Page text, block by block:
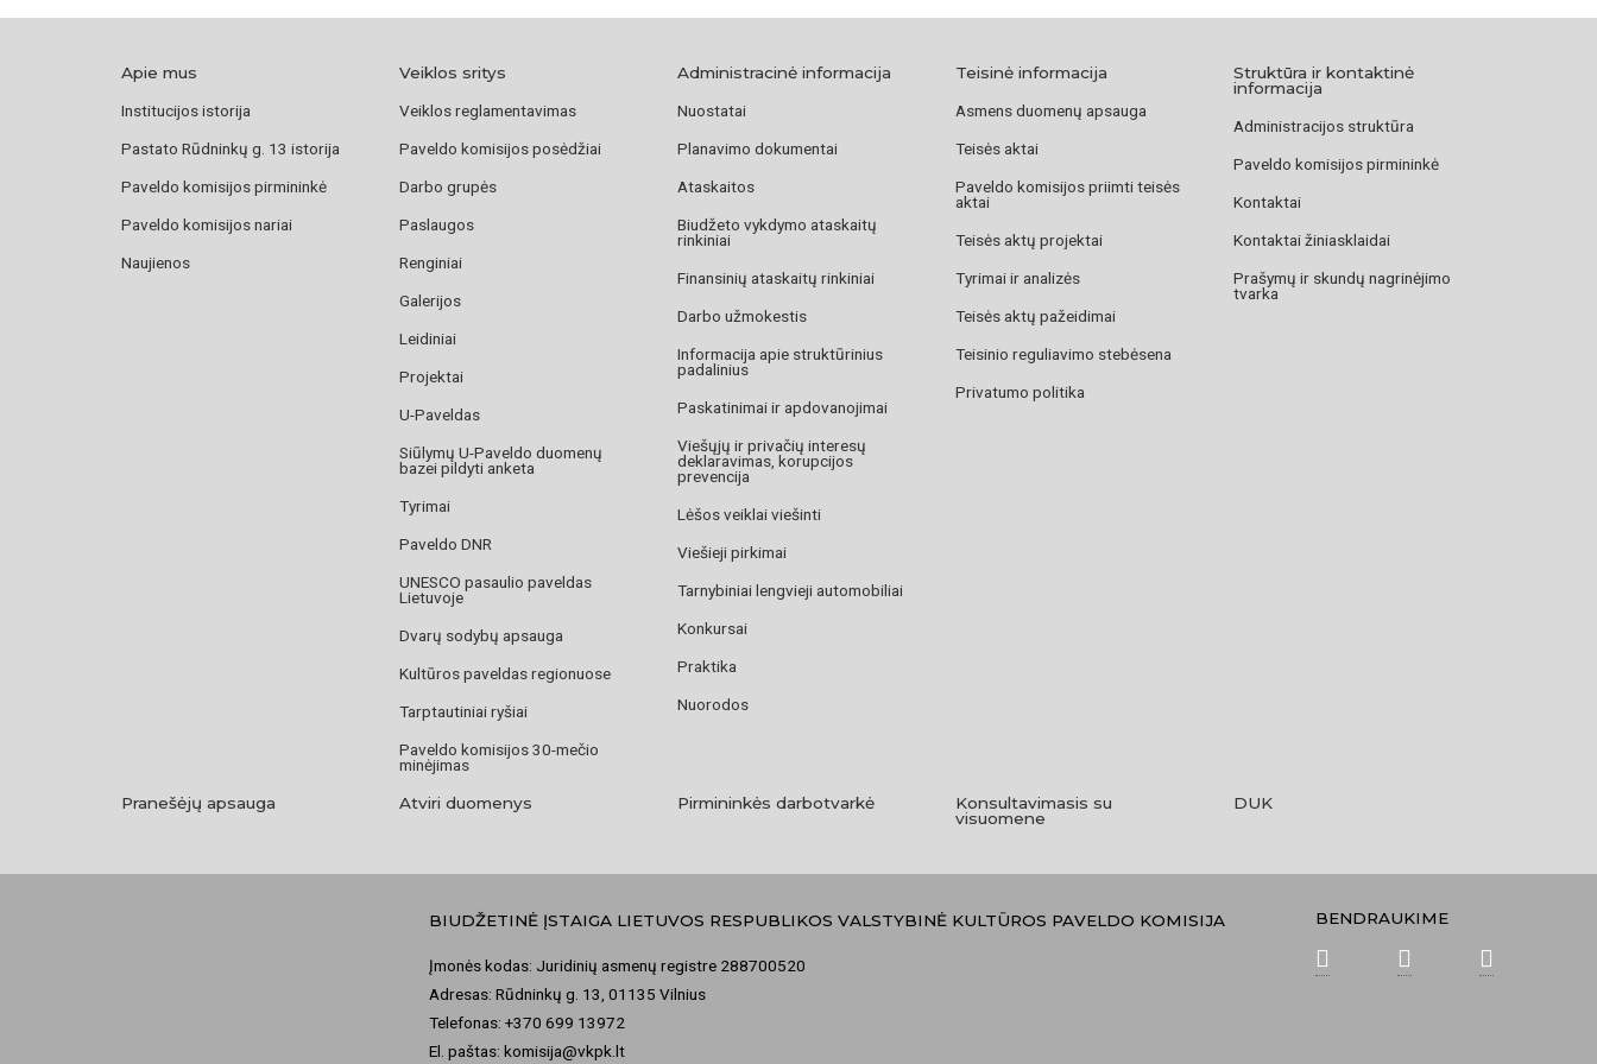
Apie mus
Institucijos istorija
Pastato Rūdninkų g. 13 istorija
Paveldo komisijos pirmininkė
Paveldo komisijos nariai
Naujienos
Veiklos sritys
Veiklos reglamentavimas
Paveldo komisijos posėdžiai
Darbo grupės
Paslaugos
Renginiai
Galerijos
Leidiniai
Projektai
U-Paveldas
Siūlymų U-Paveldo duomenų
bazei pildyti anketa
Tyrimai
Paveldo DNR
UNESCO pasaulio paveldas
Lietuvoje
Dvarų sodybų apsauga
Kultūros paveldas regionuose
Tarptautiniai ryšiai
Paveldo komisijos 30-mečio
minėjimas
Administracinė informacija
Nuostatai
Planavimo dokumentai
Ataskaitos
Biudžeto vykdymo ataskaitų
rinkiniai
Finansinių ataskaitų rinkiniai
Darbo užmokestis
Informacija apie struktūrinius
padalinius
Paskatinimai ir apdovanojimai
Viešųjų ir privačių interesų
deklaravimas, korupcijos
prevencija
Lėšos veiklai viešinti
Viešieji pirkimai
Tarnybiniai lengvieji automobiliai
Konkursai
Praktika
Nuorodos
Teisinė informacija
Asmens duomenų apsauga
Teisės aktai
Paveldo komisijos priimti teisės
aktai
Teisės aktų projektai
Tyrimai ir analizės
Teisės aktų pažeidimai
Teisinio reguliavimo stebėsena
Privatumo politika
Struktūra ir kontaktinė
informacija
Administracijos struktūra
Paveldo komisijos pirmininkė
Kontaktai
Kontaktai žiniasklaidai
Prašymų ir skundų nagrinėjimo
tvarka
Pranešėjų apsauga Atviri duomenys Pirmininkės darbotvarkė
Konsultavimasis su
visuomene
DUK
BIUDŽETINĖ ĮSTAIGA LIETUVOS RESPUBLIKOS VALSTYBINĖ KULTŪROS PAVELDO KOMISIJA
Įmonės kodas: Juridinių asmenų registre 288700520
Adresas: Rūdninkų g. 13, 01135 Vilnius
Telefonas: +370 699 13972
El. paštas: komisija@vkpk.lt
BENDRAUKIME